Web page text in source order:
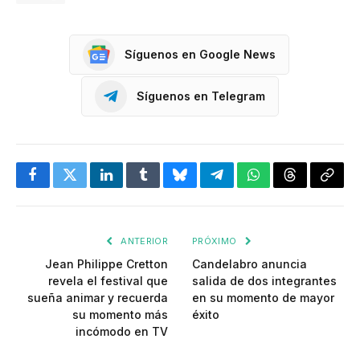
Síguenos en Google News
Síguenos en Telegram
FacebookTwitterLinkedInTumblrBlueskyTelegramWhatsApp
Threads
ANTERIOR
Jean Philippe Cretton
revela el festival que
sueña animar y recuerda
su momento más
incómodo en TV
PRÓXIMO
Candelabro anuncia
salida de dos integrantes
en su momento de mayor
éxito